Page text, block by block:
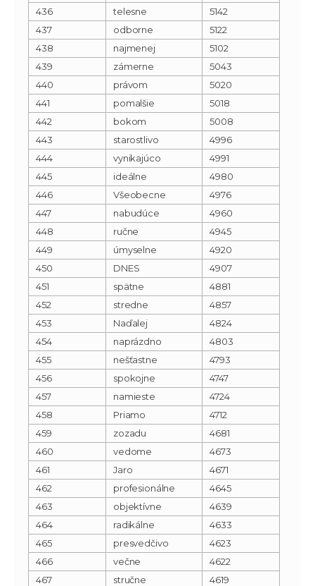
436 telesne
5142
437
odborne
5122
438
najmenej
5102
439
zámerne
5043
440
právom
5020
441
pomalšie
5018
442
bokom
5008
443
starostlivo
4996
444
vynikajúco
4991
445
ideálne
4980
446
Všeobecne
4976
447
nabudúce
4960
448
ručne
4945
449
úmyselne
4920
450
DNES
4907
451
spätne
4881
452
stredne
4857
453
Naďalej
4824
454
naprázdno
4803
455
nešťastne
4793
456
spokojne
4747
457
namieste
4724
458
Priamo
4712
459
zozadu
4681
460
vedome
4673
461
Jaro
4671
462
profesionálne
4645
463
objektívne
4639
464
radikálne
4633
465
presvedčivo
4623
466
večne
4622
467
stručne
4619